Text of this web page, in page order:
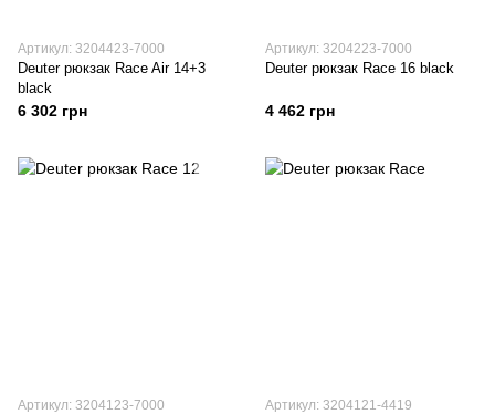
Артикул: 3204423-7000
Deuter рюкзак Race Air 14+3
black
6 302 грн
Артикул: 3204223-7000
Deuter рюкзак Race 16 black
4 462 грн
Артикул: 3204123-7000 Артикул: 3204121-4419